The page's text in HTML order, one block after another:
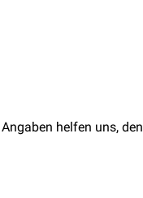
helfen uns, den